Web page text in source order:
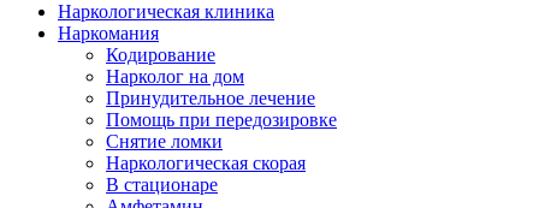
Наркологическая клиника
Наркомания
Кодирование
Нарколог на дом
Принудительное лечение
Помощь при передозировке
Снятие ломки
Наркологическая скорая
В стационаре